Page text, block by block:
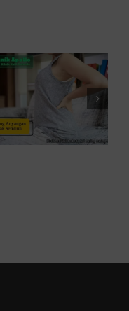
Penyebab
dan
Solusinya